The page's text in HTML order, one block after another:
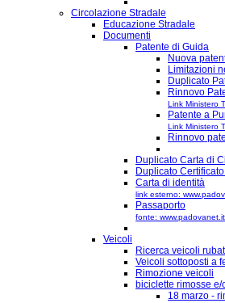
Circolazione Stradale
Educazione Stradale
Documenti
Patente di Guida
Nuova
Limitazioni
Duplicato
Rinnovo
Link Ministero
Patente a
Link Ministero
Rinnovo
Duplicato Carta di
Duplicato
Carta di identità
link esterno:
Passaporto
fonte: www.padovanet.it
Veicoli
Ricerca veicoli
Veicoli sottoposti a
Rimozione veicoli
biciclette rimosse
18 marzo -